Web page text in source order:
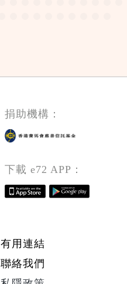
捐助機構：
下載 e72 APP：
有用連結
聯絡我們